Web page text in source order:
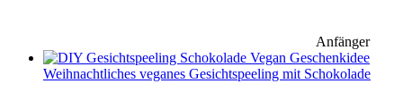
Anfänger
Weihnachtliches veganes Gesichtspeeling mit Schokolade